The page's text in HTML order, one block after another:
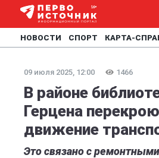
НОВОСТИ СПОРТ КАРТА-
09 июля 2025, 12:00 1466
В районе
Герцена
движение
Это связано с